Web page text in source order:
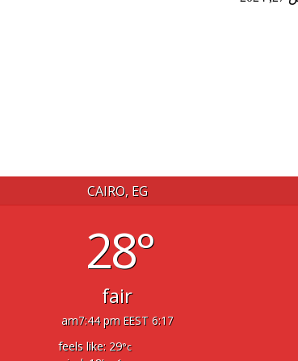
CAIRO, EG
28°
fair
6:17 am
7:44 pm EEST
feels like: 29°c